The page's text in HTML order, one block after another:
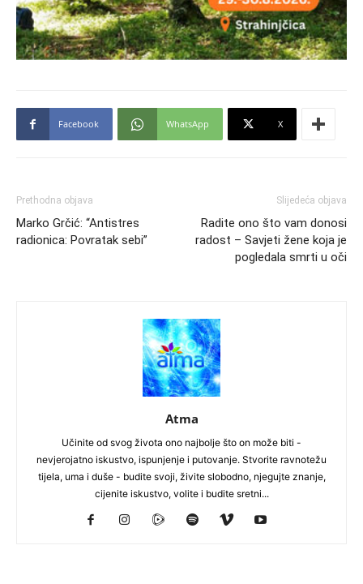
Facebook WhatsApp X
Prethodna objava
Marko Grčić: “Antistres
radionica: Povratak sebi”
Slijedeća objava
Radite ono što vam donosi
radost – Savjeti žene koja je
pogledala smrti u oči
Atma
Učinite od svog života ono najbolje što on može biti -
nevjerojatno iskustvo, ispunjenje i putovanje. Stvorite ravnotežu
tijela, uma i duše - budite svoji, živite slobodno, njegujte znanje,
cijenite iskustvo, volite i budite sretni...